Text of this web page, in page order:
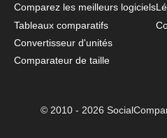
Comparez les meilleurs logiciels
Tableaux comparatifs
Convertisseur d'unités
Comparateur de taille
© 2010 - 2026